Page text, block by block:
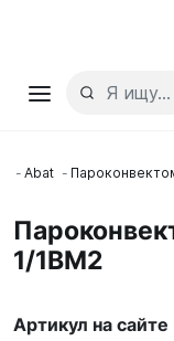
Abat
1/1ВМ2
Артикул на сайте